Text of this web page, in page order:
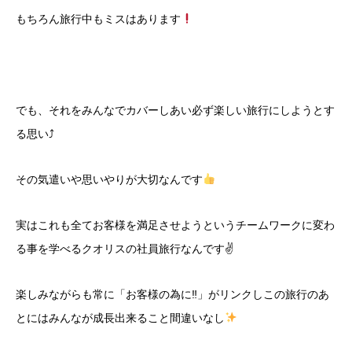
もちろん旅行中もミスはあります
でも、それをみんなでカバーしあい必ず楽しい旅行にしようとす
る思い⤴
その気遣いや思いやりが大切なんです
実はこれも全てお客様を満足させようというチームワークに変わ
る事を学べるクオリスの社員旅行なんです✌
楽しみながらも常に「お客様の為に‼」がリンクしこの旅行のあ
とにはみんなが成長出来ること間違いなし